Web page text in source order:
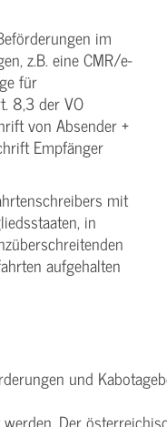
im
z.B. eine CMR/e-
für
8,3 der VO
von Absender +
Empfänger
mit
in
aufgehalten
und